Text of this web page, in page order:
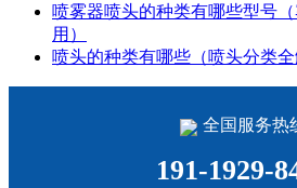
喷雾器喷头的种类有哪些型号
用）
喷头的种类有哪些（喷头分类全
全国服务热
191-1929-